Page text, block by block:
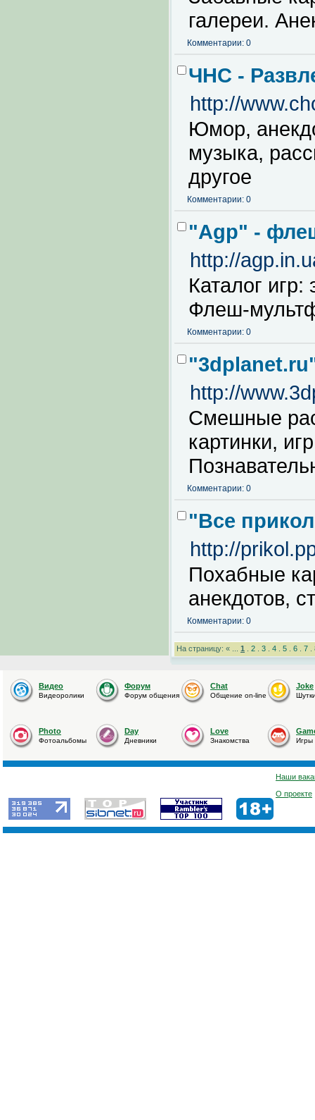
галереи.
Комментарии: 0
ЧНС -
http://
Юмор,
музыка,
другое
Комментарии: 0
"Agp" -
http://
Каталог
Флеш-
Комментарии: 0
http://
Смешные
картинки,
Комментарии: 0
"Все
http://
Похабные
анекдотов,
Комментарии: 0
На страницу: « ... 1 2 3 4 5 6 7
Видео
Видеоролики
Форум
Форум общения
Chat
Общение on-line
Joke
Photo
Фотоальбомы
Day
Дневники
Love
Знакомства Игры
Наши
О проекте